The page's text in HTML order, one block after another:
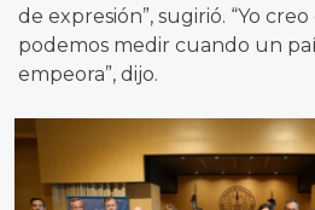
de expresión”, sugirió. “Yo
podemos medir cuando un
empeora”, dijo.